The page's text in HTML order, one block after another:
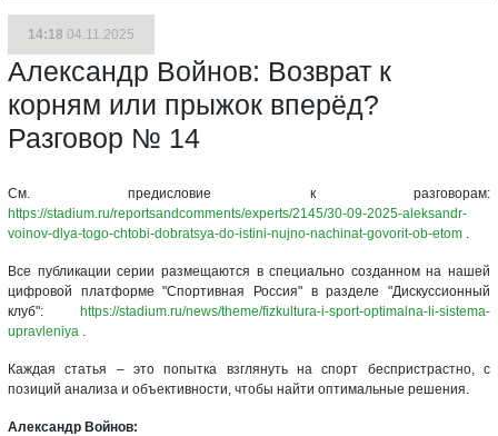
14:18 04.11.2025
Александр Войнов: Возврат к
корням или прыжок вперёд?
Разговор № 14
См. предисловие к разговорам:
https://stadium.ru/reportsandcomments/experts/2145/30-09-2025-aleksandr-
voinov-dlya-togo-chtobi-dobratsya-do-istini-nujno-nachinat-govorit-ob-etom .
Все публикации серии размещаются в специально созданном на нашей
цифровой платформе "Спортивная Россия" в разделе "Дискуссионный
клуб":
https://stadium.ru/news/theme/fizkultura-i-sport-optimalna-li-sistema-
upravleniya .
Каждая статья – это попытка взглянуть на спорт беспристрастно, с
позиций анализа и объективности, чтобы найти оптимальные решения.
Александр Войнов: